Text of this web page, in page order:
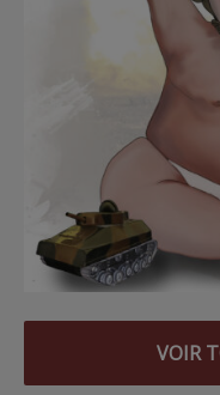
VOIR